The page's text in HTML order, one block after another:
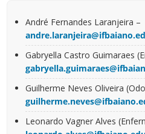
André Fernandes Laranjeira –
Gabryella Castro Guimaraes
Guilherme Neves Oliveira
Leonardo Vagner Alves